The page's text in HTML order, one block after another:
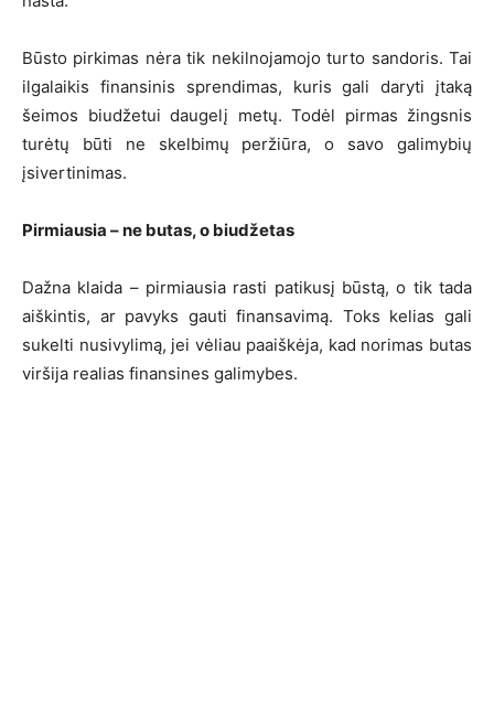
Būsto pirkimas nėra tik nekilnojamojo turto sandoris. Tai
ilgalaikis finansinis sprendimas, kuris gali daryti įtaką
šeimos biudžetui daugelį metų. Todėl pirmas žingsnis
turėtų būti ne skelbimų peržiūra, o savo galimybių
įsivertinimas.
Pirmiausia – ne butas, o biudžetas
Dažna klaida – pirmiausia rasti patikusį būstą, o tik tada
aiškintis, ar pavyks gauti finansavimą. Toks kelias gali
sukelti nusivylimą, jei vėliau paaiškėja, kad norimas butas
viršija realias finansines galimybes.